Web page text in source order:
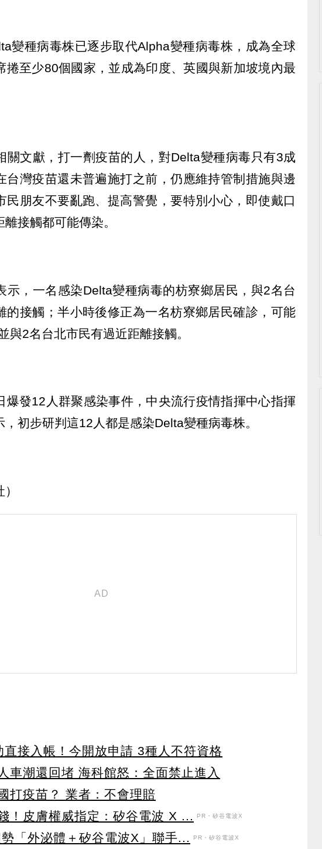
變種病毒株已逐步取代Alpha變種病毒株，成為全球
捲至少80個國家，並成為印度、英國與新加坡境內最
關文獻，打一劑疫苗的人，對Delta變種病毒只有3成
台灣疫苗還未普遍施打之前，仍應維持管制措施與邊
民朋友不要亂跑、提高警覺，要特別小心，即使戴口
接觸都可能傳染。
示，一名感染Delta變種病毒的枋寮鄉居民，與2名台
的接觸；半小時後修正為一名枋寮鄉居民確診，可能
與2名台北市民有過近距離接觸。
爆發12人群聚感染事件，中央流行疫情指揮中心指揮
初步研判這12人都是感染Delta變種病毒株。
直接入帳！今開放申請 3種人不符資格
車潮還回堵 海科館怒：全面禁止進入
打疫苗？ 業者：不會理賠
！皮膚權威指定：矽谷電波 X ...
PR・矽谷電波X
「外泌體＋矽谷電波X」聯手... PR・矽谷電波X